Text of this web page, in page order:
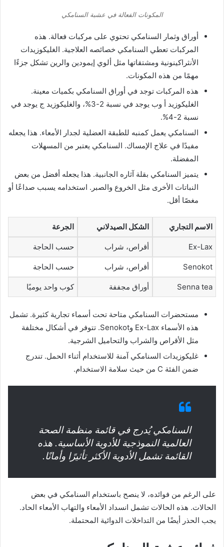
المكونات الفعالة في عشبة السنامكي
أوراق وثمار السنامكي تحتوي على مركبات فعالة. هذه
المركبات تعطي السنامكي خصائصه العلاجية. الغليكوزيدات
الأنثراكينونية ومشتقاتها مثل ألوي إيمودين والرين تشكل جزءًا
مهمًا من هذه المكونات.
هذه المركبات توجد في أوراق السنامكي بكميات معينة.
الغليكوزيد أ وب يوجد في نسبة 2-3%، والغليكوزيد ج يوجد في
نسبة 2-4%.
السنامكي يعمل كمنبه للطبقة العضلية لجدار الأمعاء. هذا يجعله
مفيدًا في علاج الإمساك. السنامكي يعتبر من المسهلات
المفضلة.
يتميز السنامكي بقلة آثاره الجانبية. هذا يجعله أفضل من بعض
النباتات الأخرى مثل الخروع والصبر. استخدامه يسبب صداعًا أو
مغصًا أقل.
الاسم التجاري الشكل الصيدلاني الجرعة
Ex-Lax أقراص، شراب حسب الحاجة
Senokot أقراص، شراب حسب الحاجة
Senna tea أوراق مجففة كوب واحد يوميًا
مستحضرات السنامكي متاحة تحت أسماء تجارية كثيرة. تشمل
هذه الأسماء Ex-Lax وSenokot. تتوفر في أشكال مختلفة
مثل الأقراص والشراب والتحاميل الشرجية.
غليكوزيدات السنامكي آمنة للاستخدام أثناء الحمل. تندرج
ضمن الفئة C من حيث سلامة الاستخدام.
السنامكي يُدرج في قائمة منظمة الصحة
العالمية النموذجية للأدوية الأساسية. هذه
القائمة تشمل الأدوية الأكثر تأثيرًا وأمانًا.
على الرغم من فوائده، لا ينصح باستخدام السنامكي في بعض
الحالات. هذه الحالات تشمل انسداد الأمعاء والتهاب الأمعاء الحاد.
يجب الحذر أيضًا من التداخلات الدوائية المحتملة.